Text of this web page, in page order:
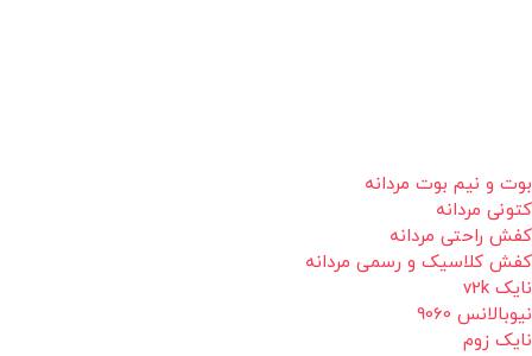
بوت و نیم بوت مردانه
کتونی مردانه
کفش راحتی مردانه
کفش کلاسیک و رسمی مردانه
نایک v2k
نیوبالانس 9060
نایک زوم